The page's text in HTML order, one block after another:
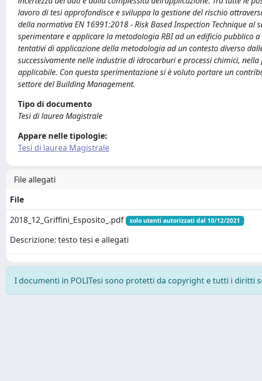
lavoro di tesi approfondisce e sviluppa la gestione del rischio
della normativa EN 16991:2018 - Risk Based Inspection Technique al
sperimentare e applicare la metodologia RBI ad un edificio pubblico
tentativi di applicazione della metodologia ad un contesto diverso
successivamente nelle industrie di idrocarburi e processi chimici,
applicabile. Con questa sperimentazione si è voluto portare un
settore del Building Management.
Tipo di documento
Tesi di laurea Magistrale
Appare nelle tipologie:
Tesi di laurea Magistrale
File allegati
File
2018_12_Griffini_Esposito_.pdf
solo utenti autorizzati dal 10/12/2021
Descrizione: testo tesi e allegati
I documenti in POLITesi sono protetti da copyright e tutti i diritti